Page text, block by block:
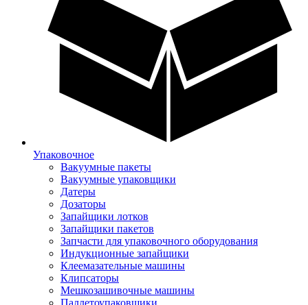
Упаковочное
Вакуумные пакеты
Вакуумные упаковщики
Датеры
Дозаторы
Запайщики лотков
Запайщики пакетов
Запчасти для упаковочного оборудования
Индукционные запайщики
Клеемазательные машины
Клипсаторы
Мешкозашивочные машины
Паллетоупаковщики